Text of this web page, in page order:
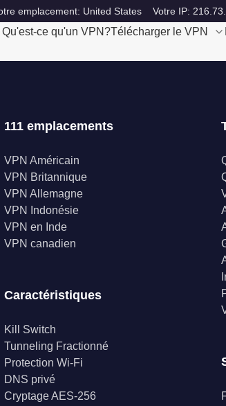
emplacement: United States Votre IP:
Qu'est-ce qu'un VPN?Télécharger le VPN
111 emplacements
VPN Américain
VPN Britannique
VPN Allemagne
VPN Indonésie
VPN en Inde
VPN canadien
Caractéristiques
Kill Switch
Tunneling Fractionné
Protection Wi-Fi
DNS privé
Cryptage AES-256